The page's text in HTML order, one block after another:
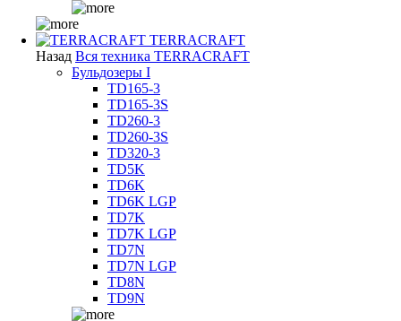
TERRACRAFT
Назад Вся техника TERRACRAFT
Бульдозеры I
TD165-3
TD165-3S
TD260-3
TD260-3S
TD320-3
TD5K
TD6K
TD6K LGP
TD7K
TD7K LGP
TD7N
TD7N LGP
TD8N
TD9N